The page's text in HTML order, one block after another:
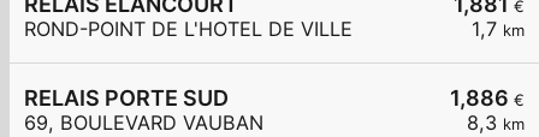
€
1,7 km
ROND-POINT DE L'HOTEL DE VILLE
1,886 €
8,3 km
RELAIS PORTE SUD
69, BOULEVARD VAUBAN